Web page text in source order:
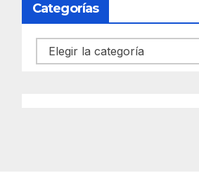
Categorías
Categorías